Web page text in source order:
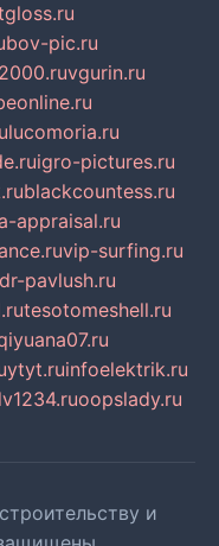
pic.ru
vgurin.ru
lucomoria.ru
igro-pictures.ru
blackcountess.ru
appraisal.ru
vip-surfing.ru
dr-pavlush.ru
tesotomeshell.ru
ytyt.ruinfoelektrik.ru
oopslady.ru
и